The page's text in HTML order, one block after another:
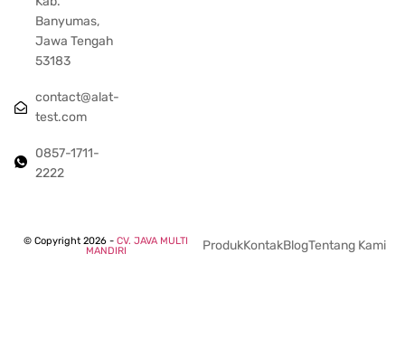
Banyumas,
Jawa Tengah
53183
contact@alat-
test.com
0857-1711-
2222
© Copyright 2026 - CV. JAVA MULTI
MANDIRI
ProdukKontakBlogTentang Kami